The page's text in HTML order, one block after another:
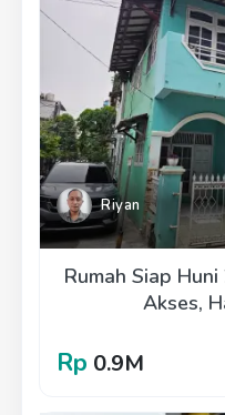
Riyan
Rumah Siap
Akses,
Rp 0.9M